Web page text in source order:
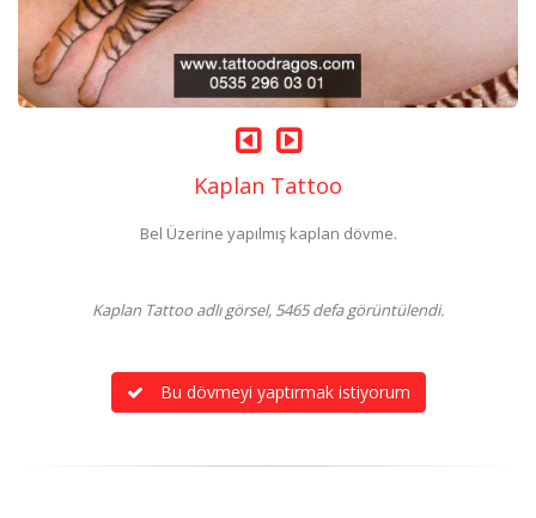
Kaplan Tattoo
Bel Üzerine yapılmış kaplan dövme.
Kaplan Tattoo adlı görsel, 5465 defa görüntülendi.
Bu dövmeyi yaptırmak istiyorum